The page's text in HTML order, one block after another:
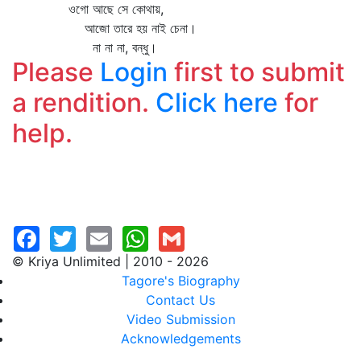
ওগো আছে সে কোথায়,
আজো তারে হয় নাই চেনা।
না না না, বন্ধু।
Please Login first to submit
a rendition. Click here for
help.
© Kriya Unlimited | 2010 - 2026
Tagore's Biography
Contact Us
Video Submission
Acknowledgements